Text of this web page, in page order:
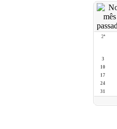
2ª
3
10
17
24
31